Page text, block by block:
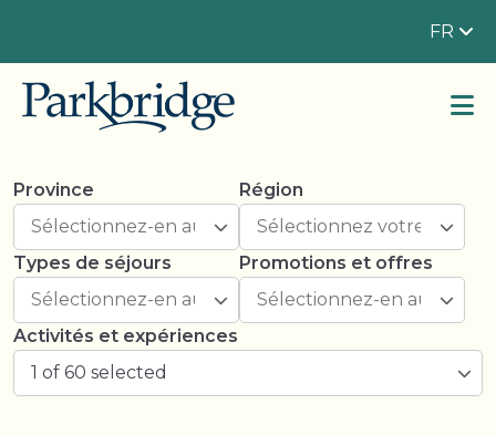
FR
Province Région
Types de séjours Promotions et offres
Activités et expériences
1 of 60 selected